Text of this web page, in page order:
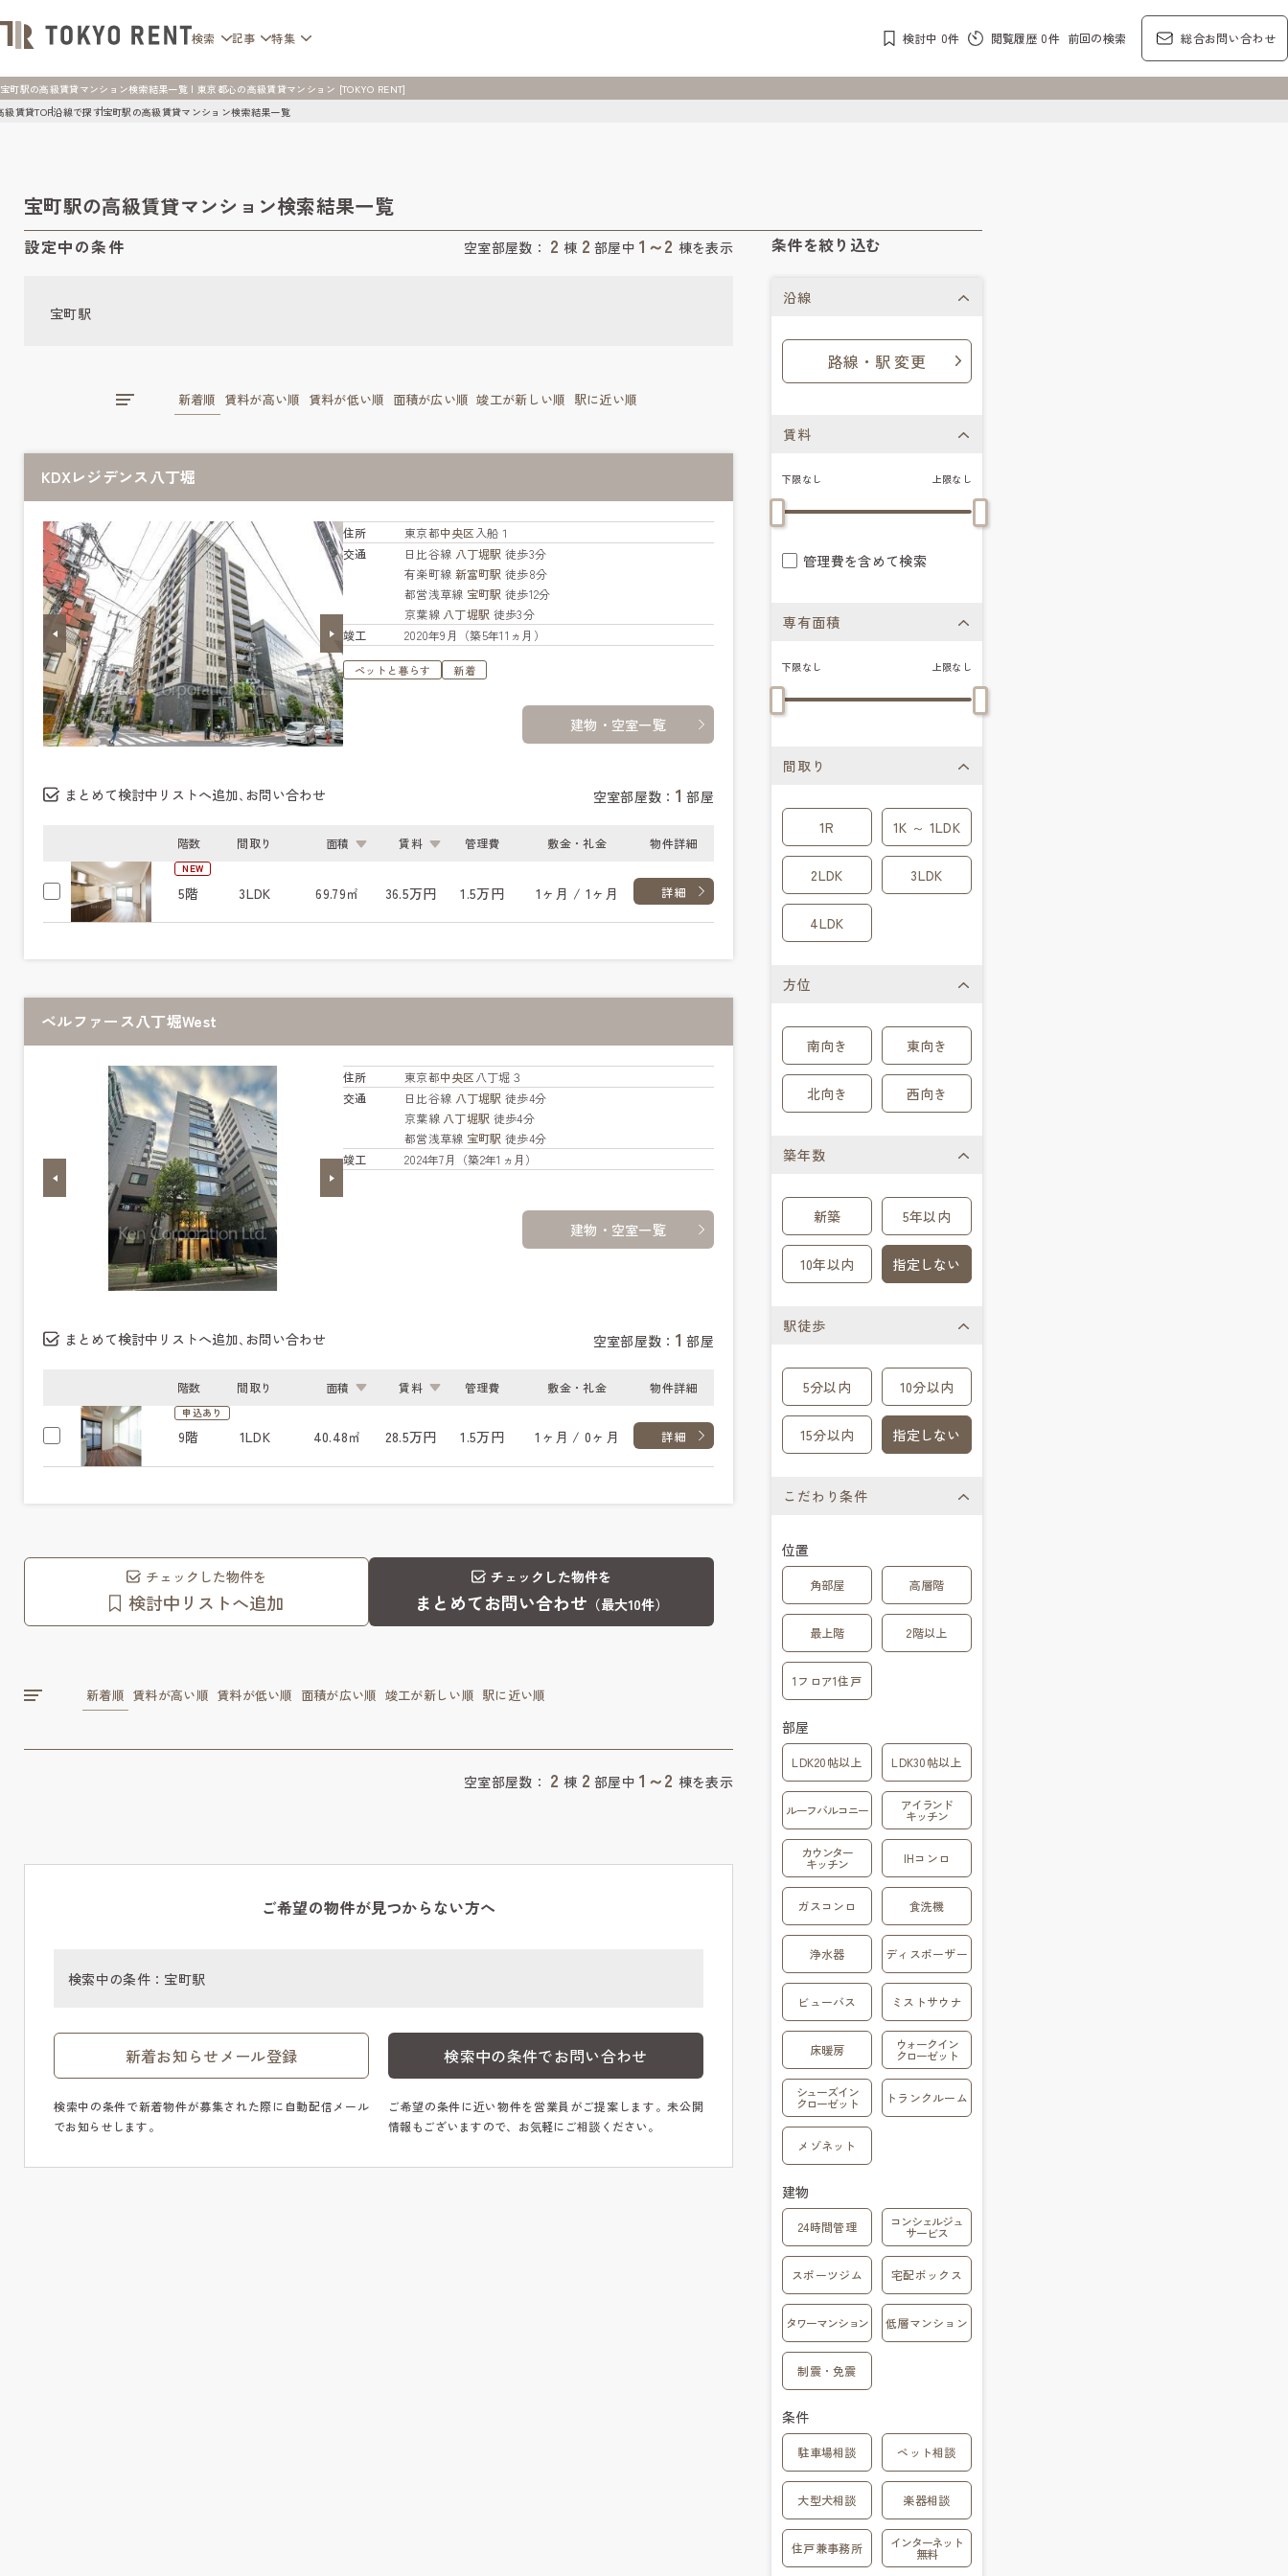
検索 記事 特集 検討中 0件 閲覧履歴 0件 前回の検索 総合お問い合わせ
宝町駅の高級賃貸マンション検索結果一覧 | 東京都心の高級賃貸マンション [TOKYO RENT]
級賃貸TOP沿線で探す宝町駅の高級賃貸マンション検索結果一覧
宝町駅の高級賃貸マンション検索結果一覧
設定中の条件 空室部屋数： 2 棟 2 部屋中1～2 棟を表示
宝町駅
新着順 賃料が高い順 賃料が低い順 面積が広い順 竣工が新しい順 駅に近い順
KDXレジデンス八丁堀
住所 東京都中央区 入船１
交通
日比谷線 八丁堀駅 徒歩3分
有楽町線 新富町駅 徒歩8分
都営浅草線 宝町駅 徒歩12分
京葉線 八丁堀駅 徒歩3分
竣工
2020年9月（築5年11ヵ月）
ペットと暮らす 新着
建物・空室一覧
まとめて検討中リストへ追加､お問い合わせ 空室部屋数： 1 部屋
階数 間取り 面積 賃料 管理費 敷金・礼金 物件詳細
NEW
詳細
5階 3LDK 69.79㎡ 36.5万円 1.5万円 1ヶ月 / 1ヶ月
ベルファース八丁堀West
住所 東京都中央区 八丁堀３
交通
日比谷線 八丁堀駅 徒歩4分
京葉線 八丁堀駅 徒歩4分
都営浅草線 宝町駅 徒歩4分
竣工
2024年7月（築2年1ヵ月）
建物・空室一覧
まとめて検討中リストへ追加､お問い合わせ 空室部屋数： 1 部屋
階数 間取り 面積 賃料 管理費 敷金・礼金 物件詳細
申込あり
詳細
9階 1LDK 40.48㎡ 28.5万円 1.5万円 1ヶ月 / 0ヶ月
チェックした物件を
検討中リストへ追加
チェックした物件を
まとめてお問い合わせ （最大10件）
新着順 賃料が高い順 賃料が低い順 面積が広い順 竣工が新しい順 駅に近い順
空室部屋数： 2 棟 2 部屋中1～2 棟を表示
ご希望の物件が見つからない方へ
検索中の条件： 宝町駅
新着お知らせメール登録
検索中の条件で新着物件が募集された際に自動配信メール
でお知らせします。
検索中の条件でお問い合わせ
ご希望の条件に近い物件を営業員がご提案します。未公開
情報もございますので、お気軽にご相談ください。
条件を絞り込む
沿線
路線・駅 変更
賃料
下限なし 上限なし
管理費を含めて検索
専有面積
下限なし 上限なし
間取り
1R 1K ～ 1LDK
2LDK 3LDK
4LDK
方位
南向き 東向き
北向き 西向き
築年数
新築 5年以内
10年以内 指定しない
駅徒歩
5分以内 10分以内
15分以内 指定しない
こだわり条件
位置
角部屋 高層階
最上階 2階以上
1フロア1住戸
部屋
LDK20帖以上 LDK30帖以上
ルーフバルコニー アイランド
キッチン
カウンター
キッチン IHコンロ
ガスコンロ 食洗機
浄水器 ディスポーザー
ビューバス ミストサウナ
床暖房 ウォークイン
クローゼット
シューズイン
クローゼット トランクルーム
メゾネット
建物
24時間管理 コンシェルジュ
サービス
スポーツジム 宅配ボックス
タワーマンション 低層マンション
制震・免震
条件
駐車場相談 ペット相談
大型犬相談 楽器相談
住戸兼事務所 インターネット
無料